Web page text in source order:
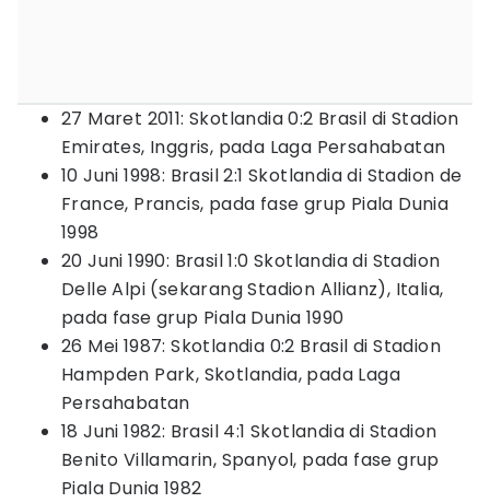
27 Maret 2011: Skotlandia 0:2 Brasil di Stadion
Emirates, Inggris, pada Laga Persahabatan
10 Juni 1998: Brasil 2:1 Skotlandia di Stadion de
France, Prancis, pada fase grup Piala Dunia
1998
20 Juni 1990: Brasil 1:0 Skotlandia di Stadion
Delle Alpi (sekarang Stadion Allianz), Italia,
pada fase grup Piala Dunia 1990
26 Mei 1987: Skotlandia 0:2 Brasil di Stadion
Hampden Park, Skotlandia, pada Laga
Persahabatan
18 Juni 1982: Brasil 4:1 Skotlandia di Stadion
Benito Villamarin, Spanyol, pada fase grup
Piala Dunia 1982